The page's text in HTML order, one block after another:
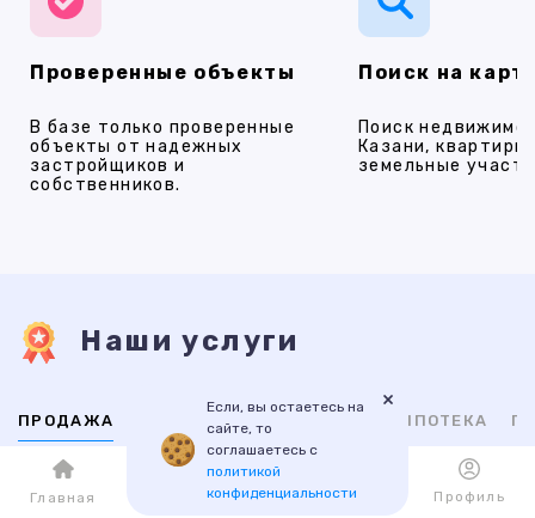
Проверенные объекты
В базе только проверенные
объекты от надежных
застройщиков и
собственников.
Поиск на
Поиск
Казани,
земельные
Наши услуги
ПРОДАЖА ИПОТЕКА
ВТОРИЧНАЯ НОВОСТРОЙКИ
Если, вы остаетесь на
сайте, то
соглашаетесь с
политикой
конфиденциальности
×
Главная Каталог Избранное Профиль